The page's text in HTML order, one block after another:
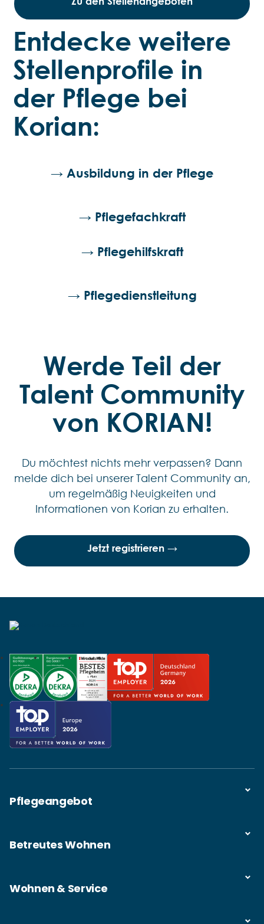
Entdecke weitere
Stellenprofile in
der Pflege bei
Korian:
→ Ausbildung in der Pflege
→ Pflegefachkraft
→ Pflegehilfskraft
→ Pflegedienstleitung
Werde Teil der
Talent Community
von KORIAN!
Du möchtest nichts mehr verpassen? Dann
melde dich bei unserer Talent Community an,
um regelmäßig Neuigkeiten und
Informationen von Korian zu erhalten.
Jetzt registrieren →
Pflegeangebot
Betreutes Wohnen
Wohnen & Service